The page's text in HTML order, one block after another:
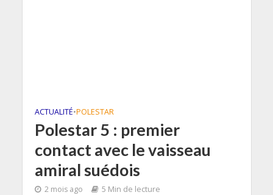
ACTUALITÉ•POLESTAR
Polestar 5 : premier
contact avec le vaisseau
amiral suédois
2 mois ago 5 Min de lecture